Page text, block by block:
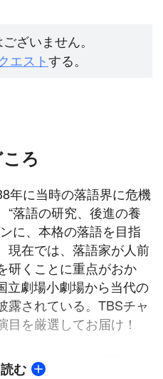
ざいません。
エストする。
ろ
年に当時の落語界に危機
“落語の研究、後進の養
に、本格の落語を目指
現在では、落語家が人前
研くことに重点がおか
立劇場小劇場から当代の
露されている。TBSチャ
を厳選してお届け！
・えんたろう）「藪入り
む